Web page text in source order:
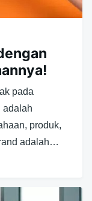
pada
adalah
produk,
adalah…